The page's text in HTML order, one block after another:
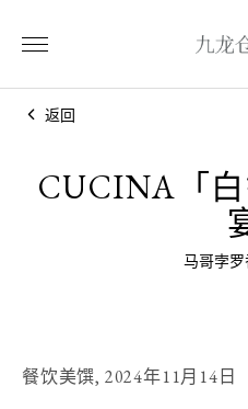
返回
CUCINA「
马哥孛
餐饮美馔, 2024年11月14日